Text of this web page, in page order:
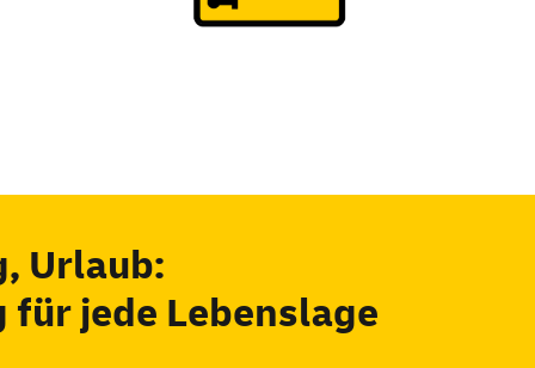
Urlaub:
jede Lebenslage